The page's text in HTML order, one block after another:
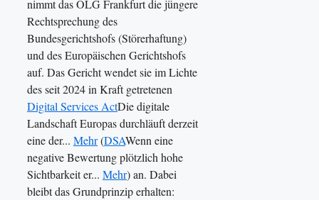
nimmt das OLG Frankfurt die jüngere
Rechtsprechung des
Bundesgerichtshofs (Störerhaftung)
und des Europäischen Gerichtshofs
auf. Das Gericht wendet sie im Lichte
des seit 2024 in Kraft getretenen
Digital Services ActDie digitale
Landschaft Europas durchläuft derzeit
eine der... Mehr(DSAWenn eine
negative Bewertung plötzlich hohe
Sichtbarkeit er... Mehr) an. Dabei
bleibt das Grundprinzip erhalten: